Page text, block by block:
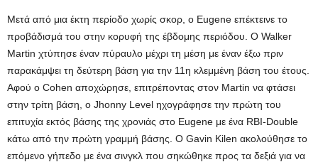
Μετά από μια έκτη περίοδο χωρίς σκορ, ο Eugene επέκτεινε το
προβάδισμά του στην κορυφή της έβδομης περιόδου. Ο Walker
Martin χτύπησε έναν πύραυλο μέχρι τη μέση με έναν έξω πριν
παρακάμψει τη δεύτερη βάση για την 11η κλεμμένη βάση του έτους.
Αφού ο Cohen αποχώρησε, επιτρέποντας στον Martin να φτάσει
στην τρίτη βάση, ο Jhonny Level ηχογράφησε την πρώτη του
επιτυχία εκτός βάσης της χρονιάς στο Eugene με ένα RBI-Double
κάτω από την πρώτη γραμμή βάσης. Ο Gavin Kilen ακολούθησε το
επόμενο γήπεδο με ένα σινγκλ που σηκώθηκε προς τα δεξιά για να